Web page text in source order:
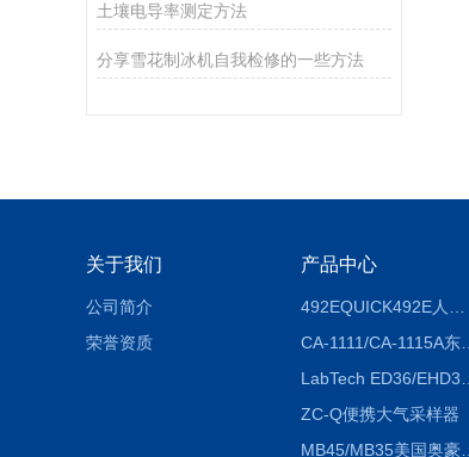
土壤电导率测定方法
分享雪花制冰机自我检修的一些方法
关于我们
公司简介
荣誉资质
产品中心
CA-1111/CA-1115A东京理化EYELA CA-1111/CA-1115A冷却水循环装置
ZC-Q便携大气采样器
MB45/MB35美国奥豪斯OHAUS MB45/MB35卤素红外水分测定仪